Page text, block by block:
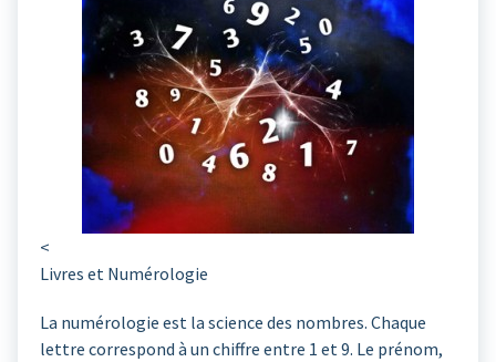
<
Livres et Numérologie
La numérologie est la science des nombres. Chaque
lettre correspond à un chiffre entre 1 et 9. Le prénom,